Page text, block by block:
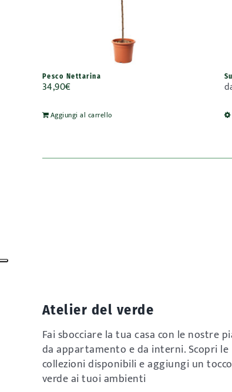
Pesco Nettarina
34,90€
Aggiungi al carrello
Atelier del verde
Fai sbocciare la tua casa con le nostre
da appartamento e da interni. Scopri le
collezioni disponibili e aggiungi un
verde ai tuoi ambienti